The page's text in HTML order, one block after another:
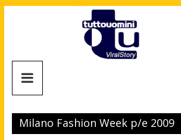
Tuttouomini
Tv,
Cinema,
Milano Fashion Week p/e 2009